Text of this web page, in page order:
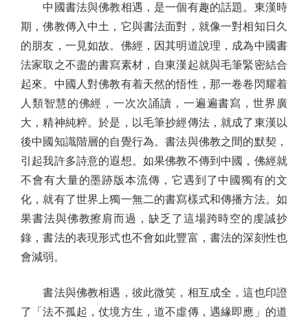
中國書法與佛教相遇，是一個有趣的話題。東漢時
期，佛教傳入中土，它與書法面對，就像一對相知日久
的朋友，一見如故。佛經，因其明道說理，成為中國書
法家取之不盡的書寫素材，自東漢起就與毛筆緊密結合
起來。中國人對佛教有着天然的悟性，那一卷卷閃耀着
人類智慧的佛經，一次次誦讀，一遍遍書寫，世界廣
大，精神純粹。於是，以毛筆抄經傳法，就成了東漢以
後中國知識階層的自覺行為。書法與佛教之間的默契，
引起我許多詩意的遐想。如果佛教不傳到中國，佛經就
不會有大量的墨跡版本流傳，它遇到了中國獨有的文
化，就有了世界上獨一無二的書寫樣式和傳播方法。如
果書法與佛教擦肩而過，缺乏了這場跨時空的虔誠抄
錄，書法的表現形式也不會如此豐富，書法的深刻性也
會減弱。
書法與佛教相遇，彼此微笑，相互成全，這也印證
了「法不孤起，仗境方生，道不虛傳，遇緣即應」的道